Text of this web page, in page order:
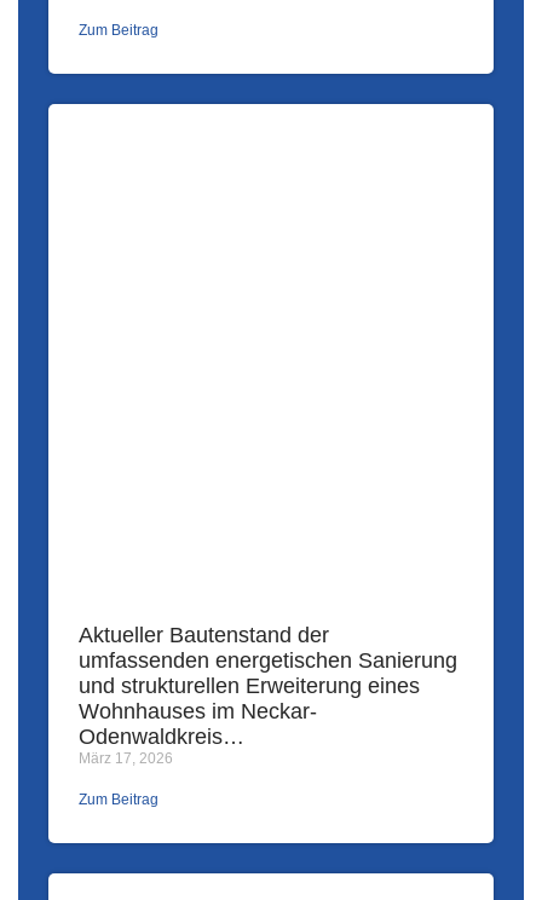
Zum Beitrag
Aktueller Bautenstand der
umfassenden energetischen Sanierung
und strukturellen Erweiterung eines
Wohnhauses im Neckar-
Odenwaldkreis…
März 17, 2026
Zum Beitrag